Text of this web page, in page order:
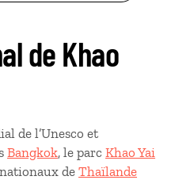
de Khao
de l’Unesco et
Bangkok, le parc Khao Yai
de Thaïlande